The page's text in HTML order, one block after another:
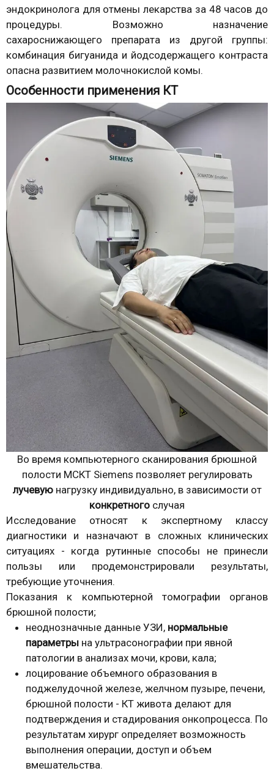
эндокринолога для отмены лекарства за 48 часов до
процедуры. Возможно назначение
сахароснижающего препарата из другой группы:
комбинация бигуанида и йодсодержащего контраста
опасна развитием молочнокислой комы.
Особенности применения КТ
Во время компьютерного сканирования брюшной
полости МСКТ Siemens позволяет регулировать
лучевую нагрузку индивидуально, в зависимости от
конкретного случая
Исследование относят к экспертному классу
диагностики и назначают в сложных клинических
ситуациях - когда рутинные способы не принесли
пользы или продемонстрировали результаты,
требующие уточнения.
Показания к компьютерной томографии органов
брюшной полости;
неоднозначные данные УЗИ, нормальные
параметры на ультрасонографии при явной
патологии в анализах мочи, крови, кала;
лоцирование объемного образования в
поджелудочной железе, желчном пузыре, печени,
брюшной полости - КТ живота делают для
подтверждения и стадирования онкопроцесса. По
результатам хирург определяет возможность
выполнения операции, доступ и объем
вмешательства.